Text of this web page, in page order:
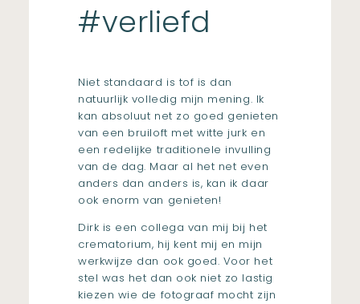
#verliefd
Niet standaard is tof is dan
natuurlijk volledig mijn mening. Ik
kan absoluut net zo goed genieten
van een bruiloft met witte jurk en
een redelijke traditionele invulling
van de dag. Maar al het net even
anders dan anders is, kan ik daar
ook enorm van genieten!
Dirk is een collega van mij bij het
crematorium, hij kent mij en mijn
werkwijze dan ook goed. Voor het
stel was het dan ook niet zo lastig
kiezen wie de fotograaf mocht zijn